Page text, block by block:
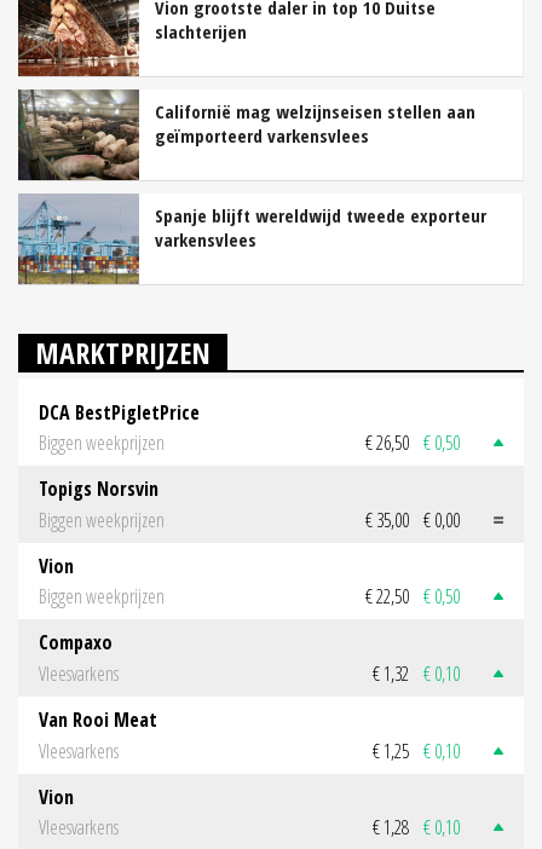
Vion grootste daler in top 10 Duitse
slachterijen
Californië mag welzijnseisen stellen aan
geïmporteerd varkensvlees
Spanje blijft wereldwijd tweede exporteur
varkensvlees
MARKTPRIJZEN
DCA BestPigletPrice
Biggen weekprijzen
€ 26,50 € 0,50
Topigs Norsvin
Biggen weekprijzen
€ 35,00 € 0,00
Vion
Biggen weekprijzen
€ 22,50 € 0,50
Compaxo
Vleesvarkens
€ 1,32 € 0,10
Van Rooi Meat
Vleesvarkens
€ 1,25 € 0,10
Vion
Vleesvarkens
€ 1,28 € 0,10